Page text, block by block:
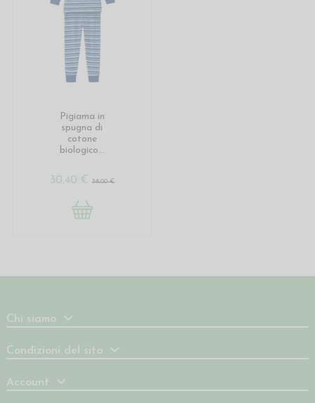
Pigiama in
spugna di
cotone
biologico...
30,40 € 38,00 €
Chi siamo
Condizioni del sito
Account